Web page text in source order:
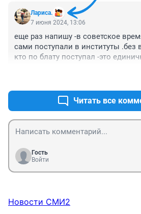
Лариса.
7 июня 2024, 13:06
еще раз напишу -в советское
сами поступали в институты .без
кто по блату поступал -это
Читать все
Гость
Войти
Новости СМИ2